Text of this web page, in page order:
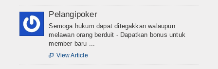
Pelangipoker
Semoga hukum dapat ditegakkan walaupun
melawan orang berduit - Dapatkan bonus untuk
member baru ...
 View Article